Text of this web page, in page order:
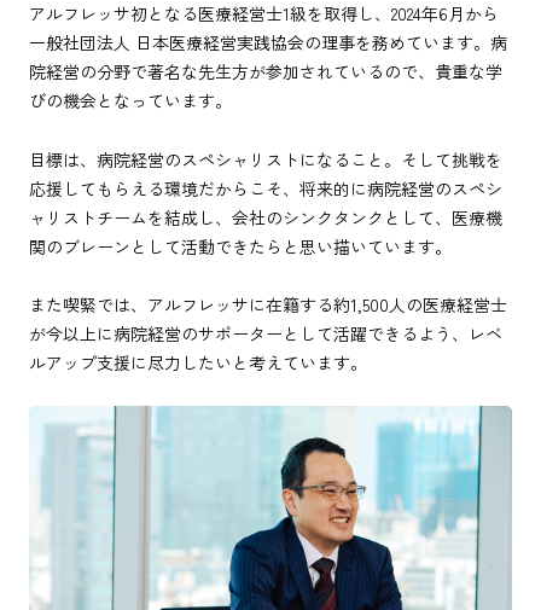
アルフレッサ初となる医療経営士1級を取得し、2024年6月から
一般社団法人 日本医療経営実践協会の理事を務めています。病
院経営の分野で著名な先生方が参加されているので、貴重な学
びの機会となっています。
目標は、病院経営のスペシャリストになること。そして挑戦を
応援してもらえる環境だからこそ、将来的に病院経営のスペシ
ャリストチームを結成し、会社のシンクタンクとして、医療機
関のブレーンとして活動できたらと思い描いています。
また喫緊では、アルフレッサに在籍する約1,500人の医療経営士
が今以上に病院経営のサポーターとして活躍できるよう、レベ
ルアップ支援に尽力したいと考えています。